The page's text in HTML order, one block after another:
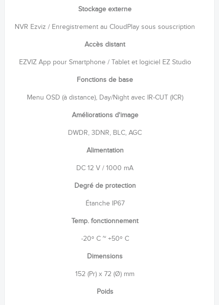
Stockage externe
NVR Ezviz / Enregistrement au CloudPlay sous souscription
Accès distant
EZVIZ App pour Smartphone / Tablet et logiciel EZ Studio
Fonctions de base
Menu OSD (à distance), Day/Night avec IR-CUT (ICR)
Améliorations d'image
DWDR, 3DNR, BLC, AGC
Alimentation
DC 12 V / 1000 mA
Degré de protection
Étanche IP67
Temp. fonctionnement
-20º C ~ +50º C
Dimensions
152 (Pr) x 72 (Ø) mm
Poids